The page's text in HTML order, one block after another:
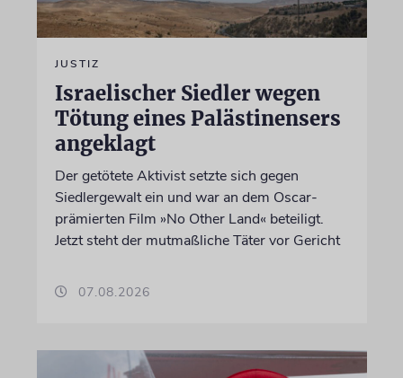
JUSTIZ
Israelischer Siedler wegen
Tötung eines Palästinensers
angeklagt
Der getötete Aktivist setzte sich gegen
Siedlergewalt ein und war an dem Oscar-
prämierten Film »No Other Land« beteiligt.
Jetzt steht der mutmaßliche Täter vor Gericht
07.08.2026